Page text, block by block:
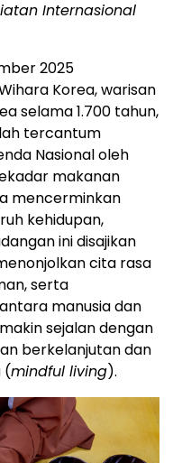
Internasional
2025
Korea, warisan
selama 1.700 tahun,
tercantum
Nasional oleh
makanan
mencerminkan
kehidupan,
ini disajikan
cita rasa
serta
manusia dan
sejalan dengan
berkelanjutan dan
(mindful living).